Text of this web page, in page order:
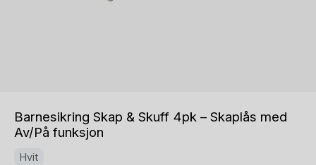
Barnesikring Skap & Skuff 4pk – Skaplås med
Av/På funksjon
Hvit